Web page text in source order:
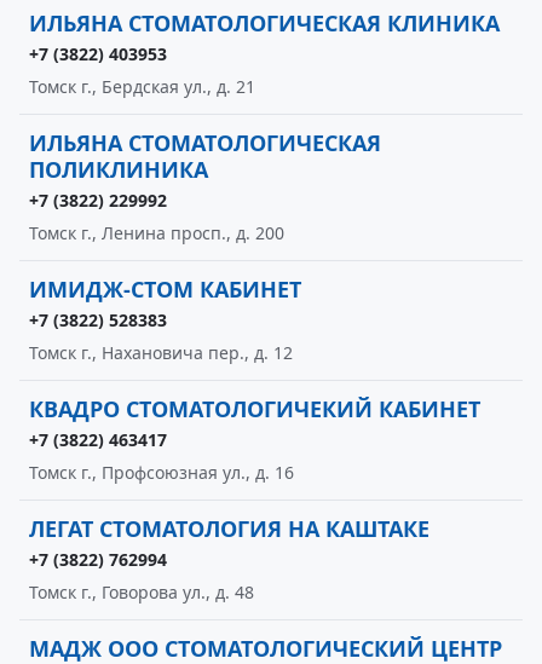
ИЛЬЯНА СТОМАТОЛОГИЧЕСКАЯ КЛИНИКА
+7 (3822) 403953
Томск г., Бердская ул., д. 21
ИЛЬЯНА СТОМАТОЛОГИЧЕСКАЯ
ПОЛИКЛИНИКА
+7 (3822) 229992
Томск г., Ленина просп., д. 200
ИМИДЖ-СТОМ КАБИНЕТ
+7 (3822) 528383
Томск г., Нахановича пер., д. 12
КВАДРО СТОМАТОЛОГИЧЕКИЙ КАБИНЕТ
+7 (3822) 463417
Томск г., Профсоюзная ул., д. 16
ЛЕГАТ СТОМАТОЛОГИЯ НА КАШТАКЕ
+7 (3822) 762994
Томск г., Говорова ул., д. 48
МАДЖ ООО СТОМАТОЛОГИЧЕСКИЙ ЦЕНТР